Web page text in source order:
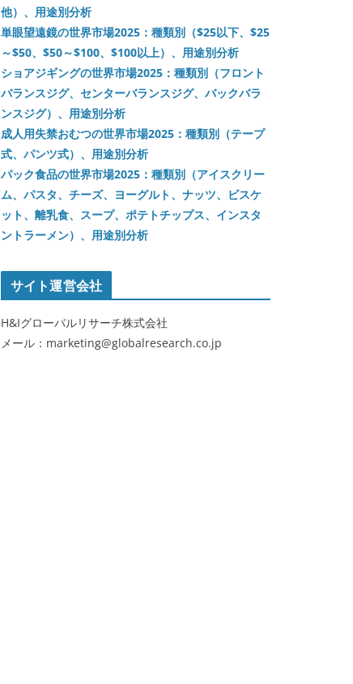
他）、用途別分析
単眼望遠鏡の世界市場2025：種類別（$25以下、$25
～$50、$50～$100、$100以上）、用途別分析
ショアジギングの世界市場2025：種類別（フロント
バランスジグ、センターバランスジグ、バックバラ
ンスジグ）、用途別分析
成人用失禁おむつの世界市場2025：種類別（テープ
式、パンツ式）、用途別分析
パック食品の世界市場2025：種類別（アイスクリー
ム、パスタ、チーズ、ヨーグルト、ナッツ、ビスケ
ット、離乳食、スープ、ポテトチップス、インスタ
ントラーメン）、用途別分析
サイト運営会社
H&Iグローバルリサーチ株式会社
メール：marketing@globalresearch.co.jp